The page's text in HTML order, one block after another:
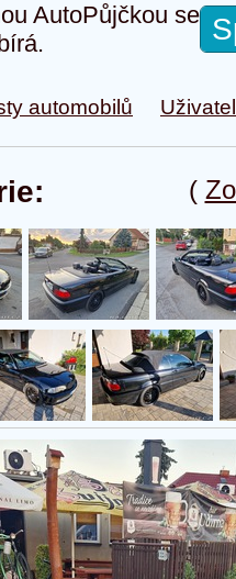
AutoPůjčkou se
automobilů
(